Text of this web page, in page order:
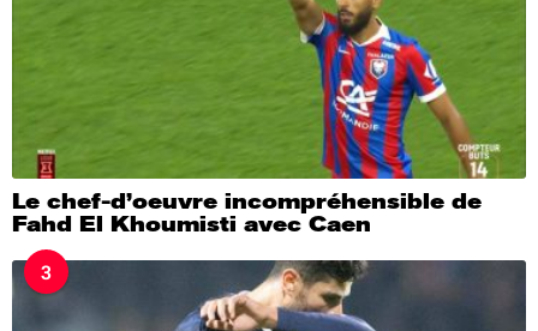
Le chef-d’oeuvre incompréhensible de
Fahd El Khoumisti avec Caen
3